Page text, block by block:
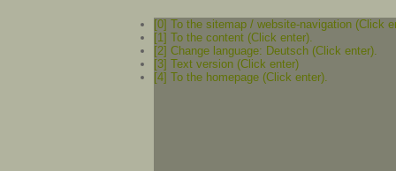
[0] To the sitemap / website-navigation (Click
[1] To the content (Click enter).
[2] Change language: Deutsch (Click enter).
[3] Text version (Click enter)
[4] To the homepage (Click enter).